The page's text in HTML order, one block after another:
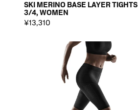
SKI MERINO BASE LAYER TIGHTS
3/4, WOMEN
¥13,310